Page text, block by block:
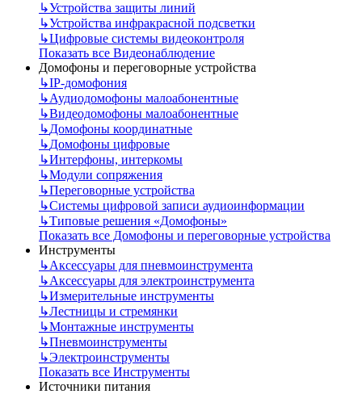
↳Устройства защиты линий
↳Устройства инфракрасной подсветки
↳Цифровые системы видеоконтроля
Показать все Видеонаблюдение
Домофоны и переговорные устройства
↳IP-домофония
↳Аудиодомофоны малоабонентные
↳Видеодомофоны малоабонентные
↳Домофоны координатные
↳Домофоны цифровые
↳Интерфоны, интеркомы
↳Модули сопряжения
↳Переговорные устройства
↳Системы цифровой записи аудиоинформации
↳Типовые решения «Домофоны»
Показать все Домофоны и переговорные устройства
Инструменты
↳Аксессуары для пневмоинструмента
↳Аксессуары для электроинструмента
↳Измерительные инструменты
↳Лестницы и стремянки
↳Монтажные инструменты
↳Пневмоинструменты
↳Электроинструменты
Показать все Инструменты
Источники питания